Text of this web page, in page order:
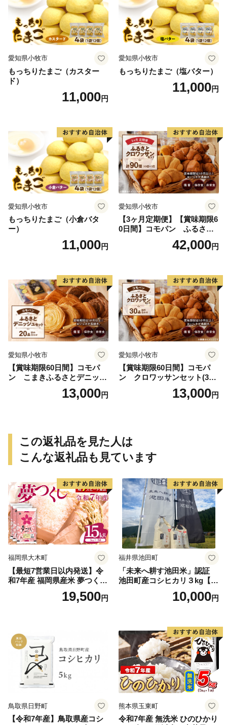
愛知県小牧市
もっちりたまご（カスター
ド）
11,000円
愛知県小牧市
もっちりたまご（塩バター）
11,000円
愛知県小牧市
もっちりたまご（小倉バタ
ー）
11,000円
愛知県小牧市
【3ヶ月定期便】【賞味期限6
0日間】コモパン ふるさと
クロワッサンセット（計90
個）／災害用備蓄 保存食 非
42,000円
愛知県小牧市
【賞味期限60日間】コモパ
ン こまきふるさとデニッシ
ュセット（20個入り）／災害
用備蓄 保存食 非常食 防災グ
13,000円
愛知県小牧市
【賞味期限60日間】コモパ
ン クロワッサンセット(30
個入り)／災害用備蓄 保存食
非常食 防災グッズにも
13,000円
この返礼品を見た人は
こんな返礼品も見ています
福岡県大木町
【最短7営業日以内発送】令
和7年産 福岡県産米 夢つくし
15kg 精米 ※北海道・沖縄・
19,500円
福井県池田町
「未来へ耕す池田米」認証
池田町産コシヒカリ３kg【お
1人様につき３セットまで】
10,000円
鳥取県日野町
【令和7年産】鳥取県産コシ
熊本県玉東町
令和7年産 無洗米 ひのひかり